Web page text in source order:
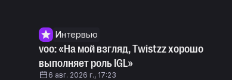
Интервью
voo: «На мой взгляд, Twistzz хорошо
выполняет роль IGL»
6 авг. 2026 г., 17:23